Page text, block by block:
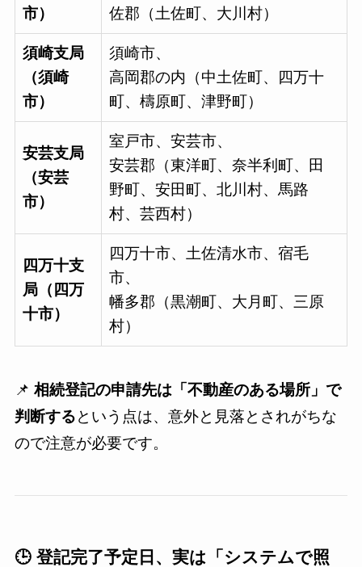
市）
佐郡（土佐町、大川村）
須崎支局
（須崎
市）
須崎市、
高岡郡の内（中土佐町、四万十
町、檮原町、津野町）
安芸支局
（安芸
市）
室戸市、安芸市、
安芸郡（東洋町、奈半利町、田
野町、安田町、北川村、馬路
村、芸西村）
四万十支
局（四万
十市）
四万十市、土佐清水市、宿毛
市、
幡多郡（黒潮町、大月町、三原
村）
📌 相続登記の申請先は「不動産のある場所」で
判断するという点は、意外と見落とされがちな
ので注意が必要です。
🕒 登記完了予定日、実は「システムで照